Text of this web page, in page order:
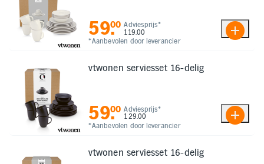
Adviesprijs*
119.00
*Aanbevolen door leverancier
59.
00
vtwonen serviesset 16-delig
Adviesprijs*
129.00
*Aanbevolen door leverancier
59.
00
vtwonen serviesset 16-delig